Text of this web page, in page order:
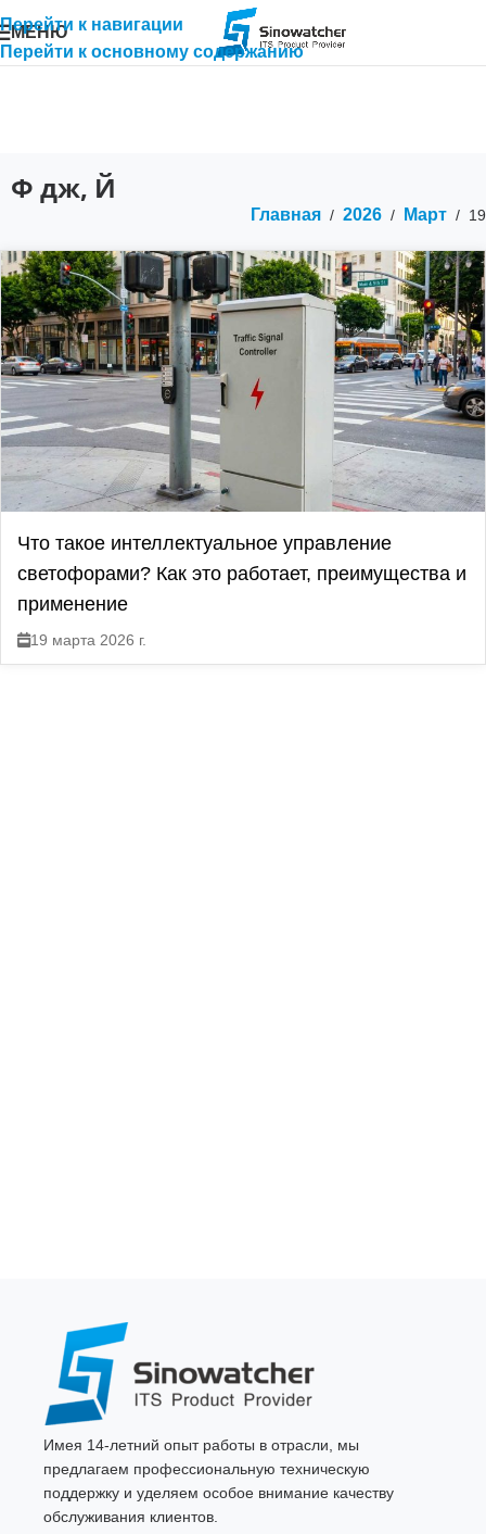
Перейти к навигации
Перейти к основному содержанию
МЕНЮ
Ф дж, Й
Главная / 2026 / Март / 19
Что такое интеллектуальное управление
светофорами? Как это работает, преимущества и
применение
19 марта 2026 г.
Имея 14-летний опыт работы в отрасли, мы
предлагаем профессиональную техническую
поддержку и уделяем особое внимание качеству
обслуживания клиентов.